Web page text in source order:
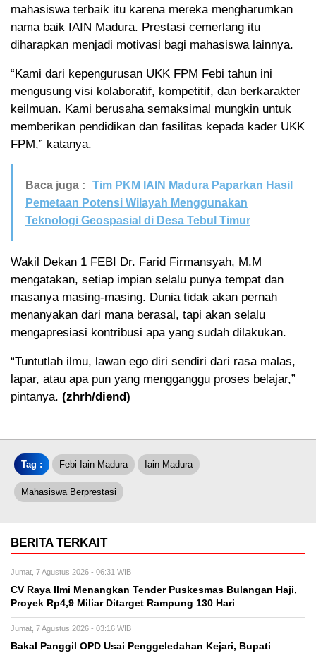
mahasiswa terbaik itu karena mereka mengharumkan
nama baik IAIN Madura. Prestasi cemerlang itu
diharapkan menjadi motivasi bagi mahasiswa lainnya.
“Kami dari kepengurusan UKK FPM Febi tahun ini
mengusung visi kolaboratif, kompetitif, dan berkarakter
keilmuan. Kami berusaha semaksimal mungkin untuk
memberikan pendidikan dan fasilitas kepada kader UKK
FPM,” katanya.
Baca juga :
Tim PKM IAIN Madura Paparkan Hasil
Pemetaan Potensi Wilayah Menggunakan
Teknologi Geospasial di Desa Tebul Timur
Wakil Dekan 1 FEBI Dr. Farid Firmansyah, M.M
mengatakan, setiap impian selalu punya tempat dan
masanya masing-masing. Dunia tidak akan pernah
menanyakan dari mana berasal, tapi akan selalu
mengapresiasi kontribusi apa yang sudah dilakukan.
“Tuntutlah ilmu, lawan ego diri sendiri dari rasa malas,
lapar, atau apa pun yang mengganggu proses belajar,”
pintanya. (zhrh/diend)
Tag : Febi Iain Madura Iain Madura
Mahasiswa Berprestasi
BERITA TERKAIT
Jumat, 7 Agustus 2026 - 06:31 WIB
CV Raya Ilmi Menangkan Tender Puskesmas Bulangan Haji,
Proyek Rp4,9 Miliar Ditarget Rampung 130 Hari
Jumat, 7 Agustus 2026 - 03:16 WIB
Bakal Panggil OPD Usai Penggeledahan Kejari, Bupati